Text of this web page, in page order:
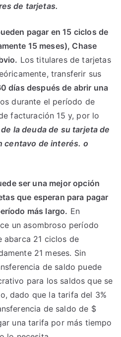
de tarjetas.
pagar en 15 ciclos de
15 meses), Chase
Los titulares de tarjetas
transferir sus
días después de abrir una
durante el período de
facturación 15 y, por lo
la deuda de su tarjeta de
centavo de interés. o
ser una mejor opción
que esperan para pagar
más largo. En
un asombroso período
abarca 21 ciclos de
21 meses. Sin
de saldo puede
para los saldos que se
dado que la tarifa del 3%
de saldo de $
una tarifa por más tiempo